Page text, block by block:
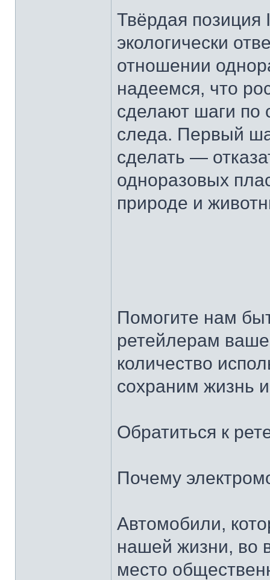
Твёрдая
экологически
отношении
надеемся, что
сделают шаги по
следа. Первый
сделать —
одноразовых
природе и
Помогите нам
ретейлерам
количество
сохраним жизнь
Обратиться к
Почему
Автомобили,
нашей жизни, во
место